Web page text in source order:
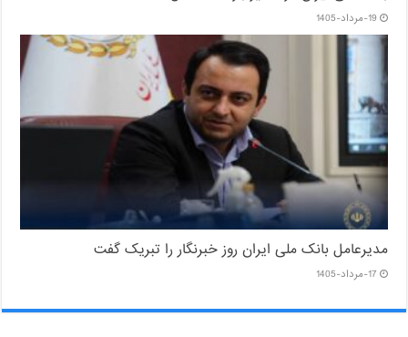
19-مرداد-1405
مدیرعامل بانک ملی ایران روز خبرنگار را تبریک گفت
17-مرداد-1405